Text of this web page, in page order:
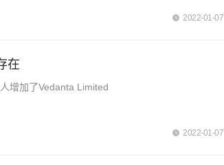
2022-01-07
在
增加了Vedanta Limited
2022-01-07